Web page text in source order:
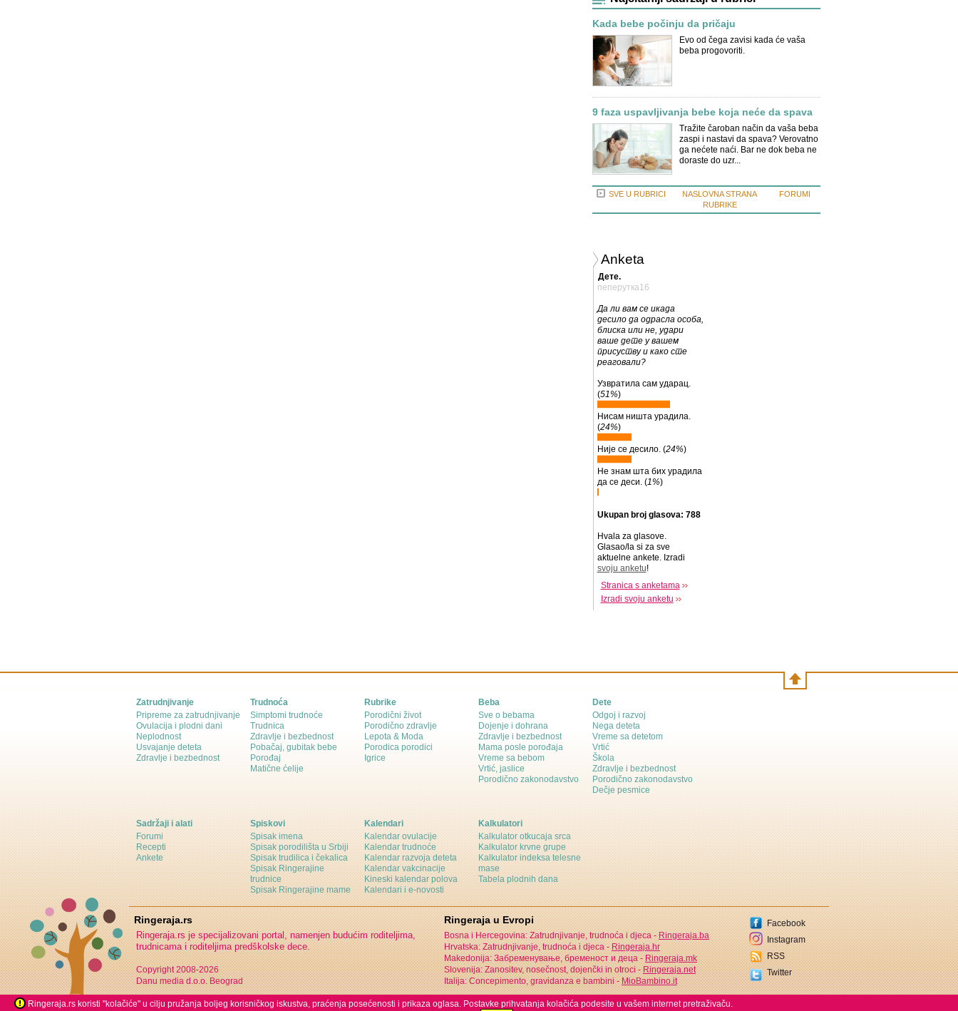
Ringeraja.rs koristi "kolačiće" u cilju pružanja boljeg korisničkog iskustva, praćenja posećenosti i prikaza oglasa. Postavke prihvatanja kolačića podesite u vašem internet pretraživaču.
Kada bebe počinju da pričaju
Evo od čega zavisi kada će vaša
beba progovoriti.
9 faza uspavljivanja bebe koja neće da spava
Tražite čaroban način da vaša beba
zaspi i nastavi da spava? Verovatno
ga nećete naći. Bar ne dok beba ne
doraste do uzr...
SVE U RUBRICI
NASLOVNA STRANA
RUBRIKE
FORUMI
Anketa
Дете.
пеперутка16
Да ли вам се икада
десило да одрасла особа,
блиска или не, удари
ваше дете у вашем
присуству и како сте
реаговали?
Узвратила сам ударац.
(51%)
Нисам ништа урадила.
(24%)
Није се десило. (24%)
Не знам шта бих урадила
да се деси. (1%)
Ukupan broj glasova: 788
Hvala za glasove.
Glasao/la si za sve
aktuelne ankete. Izradi
svoju anketu!
Stranica s anketama
Izradi svoju anketu
Zatrudnjivanje
Pripreme za zatrudnjivanje
Ovulacija i plodni dani
Neplodnost
Usvajanje deteta
Zdravlje i bezbednost
Trudnoća
Simptomi trudnoće
Trudnica
Zdravlje i bezbednost
Pobačaj, gubitak bebe
Porođaj
Matične ćelije
Rubrike
Porodični život
Porodično zdravlje
Lepota & Moda
Porodica porodici
Igrice
Beba
Sve o bebama
Dojenje i dohrana
Zdravlje i bezbednost
Mama posle porođaja
Vreme sa bebom
Vrtić, jaslice
Porodično zakonodavstvo
Dete
Odgoj i razvoj
Nega deteta
Vreme sa detetom
Vrtić
Škola
Zdravlje i bezbednost
Porodično zakonodavstvo
Dečje pesmice
Sadržaji i alati
Forumi
Recepti
Ankete
Spiskovi
Spisak imena
Spisak porodilišta u Srbiji
Spisak trudilica i čekalica
Spisak Ringerajine
trudnice
Spisak Ringerajine mame
Kalendari
Kalendar ovulacije
Kalendar trudnoće
Kalendar razvoja deteta
Kalendar vakcinacije
Kineski kalendar polova
Kalendari i e-novosti
Kalkulatori
Kalkulator otkucaja srca
Kalkulator krvne grupe
Kalkulator indeksa telesne
mase
Tabela plodnih dana
Ringeraja.rs
Ringeraja.rs je specijalizovani portal, namenjen budućim roditeljima,
trudnicama i roditeljima predškolske dece.
Copyright 2008-2026
Danu media d.o.o. Beograd
Ringeraja u Evropi
Bosna i Hercegovina: Zatrudnjivanje, trudnoća i djeca -Ringeraja.ba
Hrvatska: Zatrudnjivanje, trudnoća i djeca -Ringeraja.hr
Makedonija: Забременување, бременост и деца -Ringeraja.mk
Slovenija: Zanositev, nosečnost, dojenčki in otroci -Ringeraja.net
Italija: Concepimento, gravidanza e bambini -MioBambino.it
Facebook
Instagram
RSS
Twitter